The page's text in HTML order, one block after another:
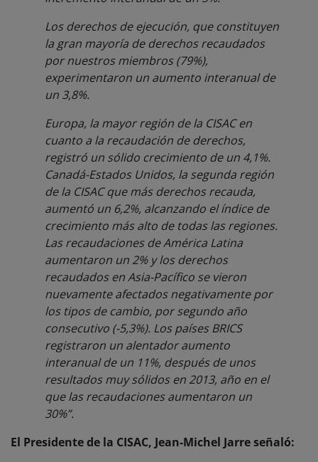
Los derechos de ejecución, que constituyen
la gran mayoría de derechos recaudados
por nuestros miembros (79%),
experimentaron un aumento interanual de
un 3,8%.
Europa, la mayor región de la CISAC en
cuanto a la recaudación de derechos,
registró un sólido crecimiento de un 4,1%.
Canadá-Estados Unidos, la segunda región
de la CISAC que más derechos recauda,
aumentó un 6,2%, alcanzando el índice de
crecimiento más alto de todas las regiones.
Las recaudaciones de América Latina
aumentaron un 2% y los derechos
recaudados en Asia-Pacífico se vieron
nuevamente afectados negativamente por
los tipos de cambio, por segundo año
consecutivo (-5,3%). Los países BRICS
registraron un alentador aumento
interanual de un 11%, después de unos
resultados muy sólidos en 2013, año en el
que las recaudaciones aumentaron un
30%”.
El Presidente de la CISAC, Jean-Michel Jarre señaló: